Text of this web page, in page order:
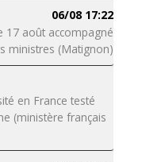
06/08 17:22
17 août accompagné
ministres (Matignon)
en France testé
(ministère français